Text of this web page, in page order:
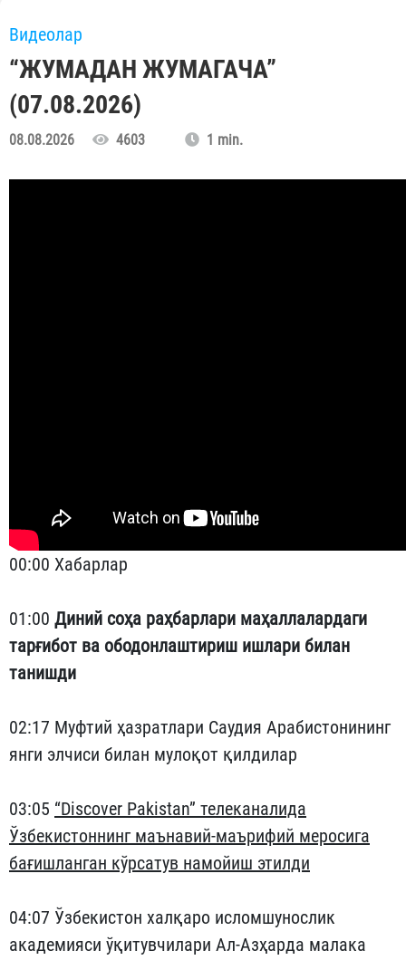
Видеолар
“ЖУМАДАН ЖУМАГАЧА”
(07.08.2026)
08.08.2026 4603 1 min.
00:00 Хабарлар
01:00 Диний соҳа раҳбарлари маҳаллалардаги
тарғибот ва ободонлаштириш ишлари билан
танишди
02:17 Муфтий ҳазратлари Саудия Арабистонининг
янги элчиси билан мулоқот қилдилар
03:05 “Discover Pakistan” телеканалида
Ўзбекистоннинг маънавий-маърифий меросига
бағишланган кўрсатув намойиш этилди
04:07 Ўзбекистон халқаро исломшунослик
академияси ўқитувчилари Ал-Азҳарда малака